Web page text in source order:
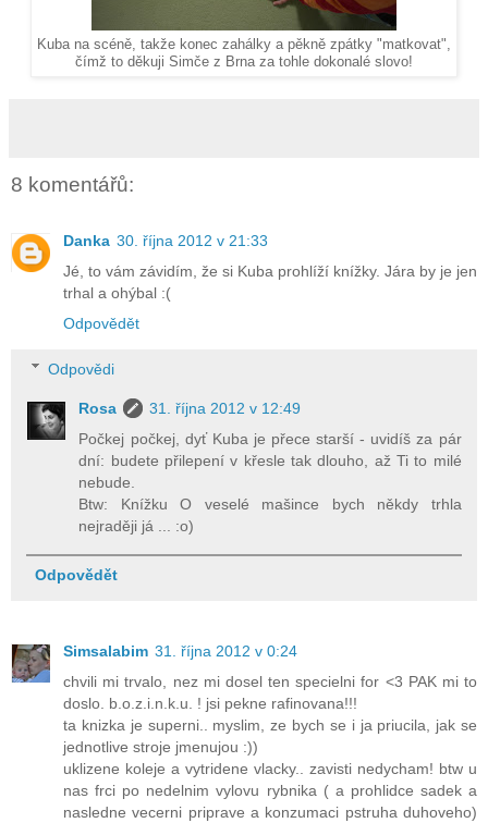
Kuba na scéně, takže konec zahálky a pěkně zpátky "matkovat",
čímž to děkuji Simče z Brna za tohle dokonalé slovo!
8 komentářů:
Danka 30. října 2012 v 21:33
Jé, to vám závidím, že si Kuba prohlíží knížky. Jára by je jen
trhal a ohýbal :(
Odpovědět
Odpovědi
Rosa
31. října 2012 v 12:49
Počkej počkej, dyť Kuba je přece starší - uvidíš za pár
dní: budete přilepení v křesle tak dlouho, až Ti to milé
nebude.
Btw: Knížku O veselé mašince bych někdy trhla
nejraději já ... :o)
Odpovědět
Simsalabim 31. října 2012 v 0:24
chvili mi trvalo, nez mi dosel ten specielni for <3 PAK mi to
doslo. b.o.z.i.n.k.u. ! jsi pekne rafinovana!!!
ta knizka je superni.. myslim, ze bych se i ja priucila, jak se
jednotlive stroje jmenujou :))
uklizene koleje a vytridene vlacky.. zavisti nedycham! btw u
nas frci po nedelnim vylovu rybnika ( a prohlidce sadek a
nasledne vecerni priprave a konzumaci pstruha duhoveho)